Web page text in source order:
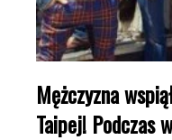
Mężczyzna
Taipej! Podczas